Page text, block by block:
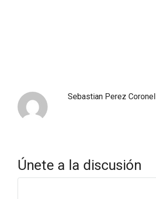
Sebastian Perez Coronel
Únete a la discusión